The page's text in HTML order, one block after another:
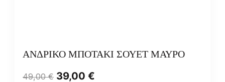
ΑΝΔΡΙΚΟ ΜΠΟΤΑΚΙ ΣΟΥΕΤ ΜΑΥΡΟ
49,00€ 39,00 €